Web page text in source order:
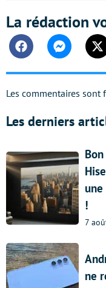
La rédaction
FacebookMessenger
Les commentaires sont
Les derniers
!
7
ne